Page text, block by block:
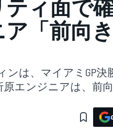
ィ面で
「前向
ンは、マイアミGP
原エンジニアは、前